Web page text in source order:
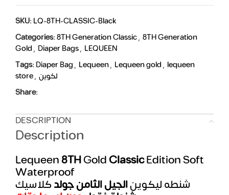
SKU:LQ-8TH-CLASSIC-Black
Categories:8TH Generation Classic, 8TH Generation
Gold, Diaper Bags, LEQUEEN
Tags:Diaper Bag, Lequeen, Lequeen gold, lequeen
store, لكوين
Share:
DESCRIPTION
Description
Lequeen8THGoldClassicEdition Soft
Waterproof
شنطه ليكوينالجيل الثامن جولدكلاسيك